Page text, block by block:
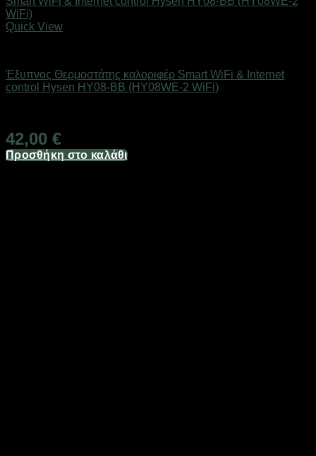
Quick View
Έξυπνος Θερμοστάτης καλοριφέρ Smart WiFi & Internet
control Hysen HY08-BB (HY08WE-2 WiFi)
42,00 €
Προσθήκη στο καλάθι